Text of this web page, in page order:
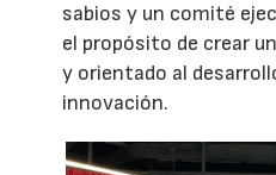
sabios y un comité
el propósito de crear
y orientado al
innovación.